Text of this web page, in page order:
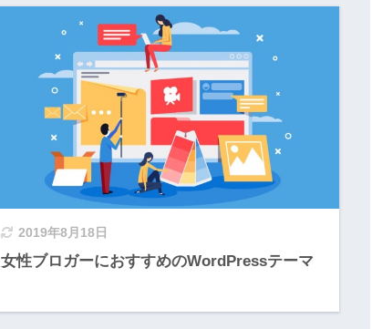
2019年8月18日
女性ブロガーにおすすめのWordPressテーマ